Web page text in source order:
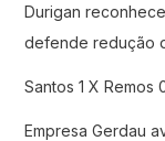
Durigan
defende redução
Santos 1 X Remos
Empresa Gerdau